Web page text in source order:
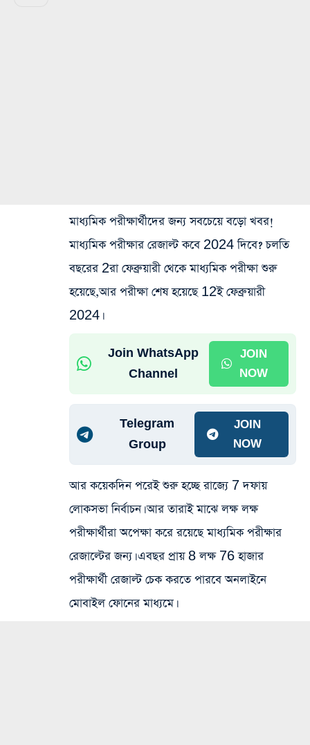
মাধ্যমিক পরীক্ষার্থীদের জন্য সবচেয়ে বড়ো খবর!
মাধ্যমিক পরীক্ষার রেজাল্ট কবে 2024 দিবে? চলতি
বছরের 2রা ফেব্রুয়ারী থেকে মাধ্যমিক পরীক্ষা শুরু
হয়েছে,আর পরীক্ষা শেষ হয়েছে 12ই ফেব্রুয়ারী
2024।
Join WhatsApp
Channel
JOIN
NOW
Telegram
Group
JOIN
NOW
আর কয়েকদিন পরেই শুরু হচ্ছে রাজ্যে 7 দফায়
লোকসভা নির্বাচন। আর তারাই মাঝে লক্ষ লক্ষ
পরীক্ষার্থীরা অপেক্ষা করে রয়েছে মাধ্যমিক পরীক্ষার
রেজাল্টের জন্য। এবছর প্রায় 8 লক্ষ 76 হাজার
পরীক্ষার্থী রেজাল্ট চেক করতে পারবে অনলাইনে
মোবাইল ফোনের মাধ্যমে।